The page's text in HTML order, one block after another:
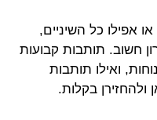
אפילו כל השיניים,
חשוב. תותבות קבועות
ואילו תותבות
בקלות.